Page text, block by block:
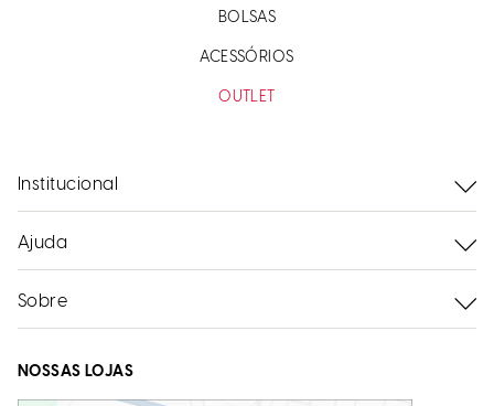
BOLSAS
ACESSÓRIOS
OUTLET
Institucional
Ajuda
Sobre
NOSSAS LOJAS